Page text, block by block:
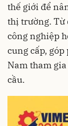
thế giới để
thị trường. Từ
công nghiệp
cung cấp,
Nam tham
cầu.